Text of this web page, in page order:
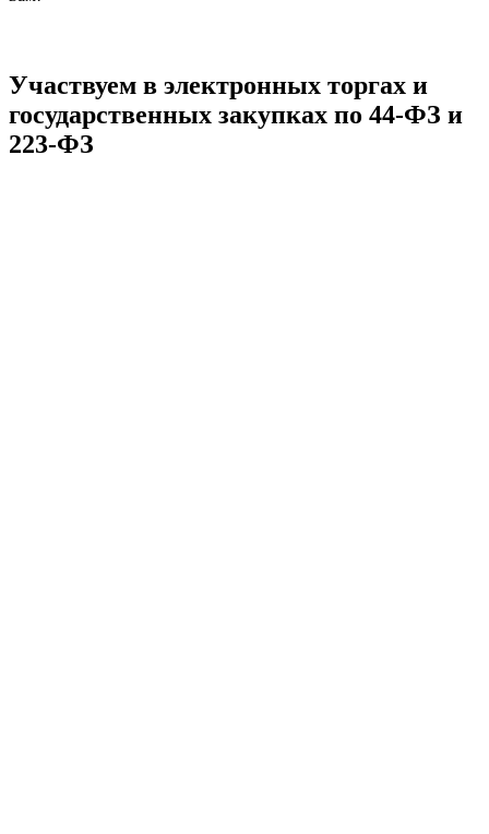
Участвуем в электронных торгах и
государственных закупках по 44-ФЗ и
223-ФЗ